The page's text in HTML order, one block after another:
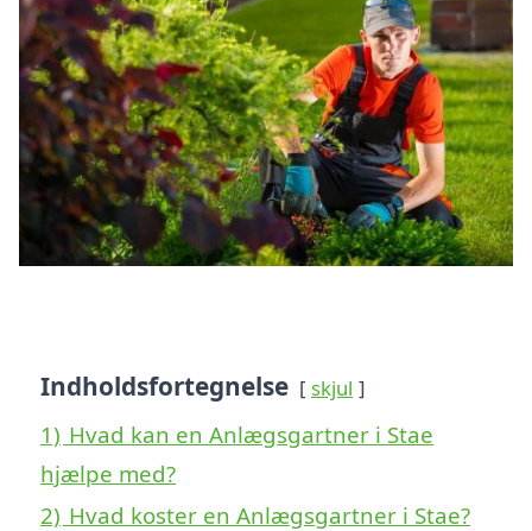
Indholdsfortegnelse skjul
1) Hvad kan en Anlægsgartner i Stae
hjælpe med?
2) Hvad koster en Anlægsgartner i Stae?